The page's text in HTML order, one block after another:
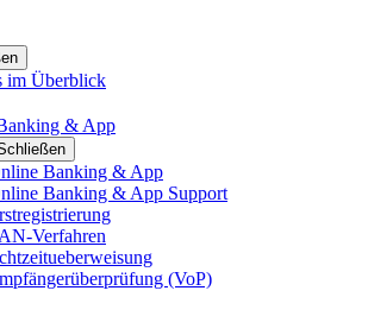
im Überblick
& App
Banking & App
Banking & App Support
Verfahren
(VoP)